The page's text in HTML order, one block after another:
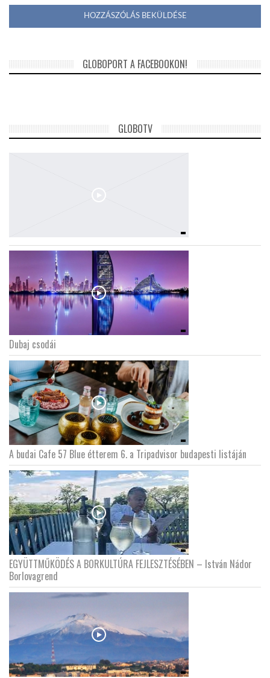
GLOBOPORT A FACEBOOKON!
GLOBOTV
Dubaj csodái
A budai Cafe 57 Blue étterem 6. a Tripadvisor budapesti listáján
EGYÜTTMŰKÖDÉS A BORKULTÚRA FEJLESZTÉSÉBEN – István Nádor
Borlovagrend